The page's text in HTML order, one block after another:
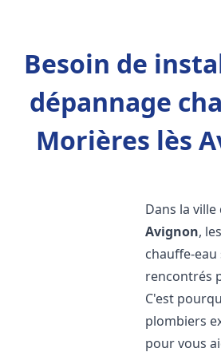
Besoin de
dépannage
Morières lès
Dans la ville
Avignon,
chauffe-
rencontrés
C'est
plombiers
pour vous